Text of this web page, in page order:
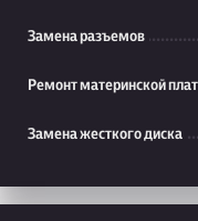
Замена разъемов
Ремонт материнской
Замена жесткого диска